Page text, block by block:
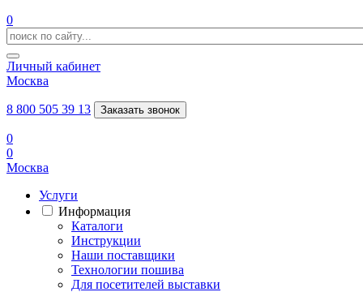
0
Личный кабинет
Москва
8 800 505 39 13 Заказать звонок
0
0
Москва
Услуги
Информация
Каталоги
Инструкции
Наши поставщики
Технологии пошива
Для посетителей выставки